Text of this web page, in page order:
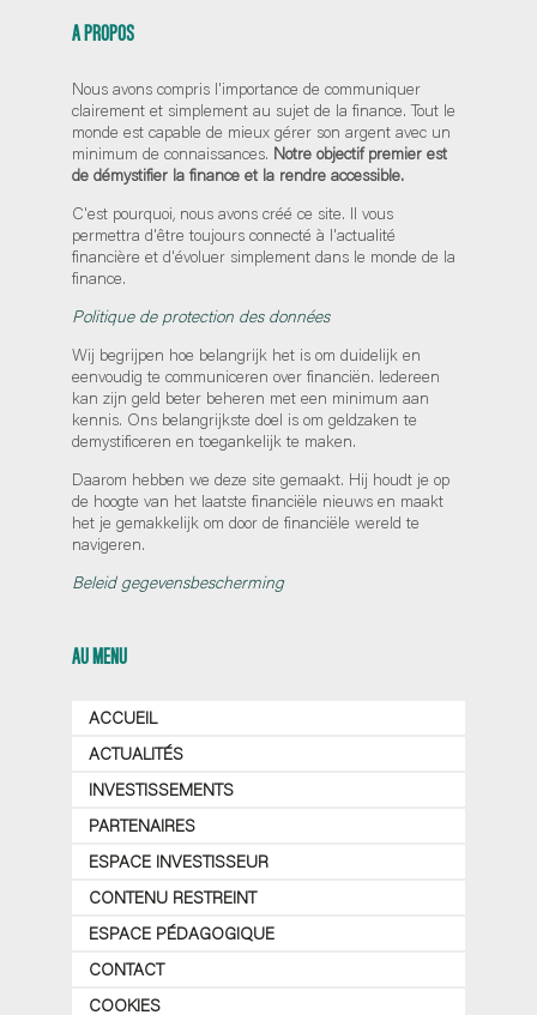
A PROPOS
Nous avons compris l'importance de communiquer
clairement et simplement au sujet de la finance. Tout le
monde est capable de mieux gérer son argent avec un
minimum de connaissances. Notre objectif premier est
de démystifier la finance et la rendre accessible.
C'est pourquoi, nous avons créé ce site. Il vous
permettra d'être toujours connecté à l'actualité
financière et d'évoluer simplement dans le monde de la
finance.
Politique de protection des données
Wij begrijpen hoe belangrijk het is om duidelijk en
eenvoudig te communiceren over financiën. Iedereen
kan zijn geld beter beheren met een minimum aan
kennis. Ons belangrijkste doel is om geldzaken te
demystificeren en toegankelijk te maken.
Daarom hebben we deze site gemaakt. Hij houdt je op
de hoogte van het laatste financiële nieuws en maakt
het je gemakkelijk om door de financiële wereld te
navigeren.
Beleid gegevensbescherming
AU MENU
ACCUEIL
ACTUALITÉS
INVESTISSEMENTS
PARTENAIRES
ESPACE INVESTISSEUR
CONTENU RESTREINT
ESPACE PÉDAGOGIQUE
CONTACT
COOKIES